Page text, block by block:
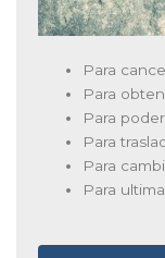
Para
Para
Para
Para
Para
Para